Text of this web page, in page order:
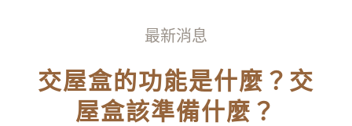
最新消息
交屋盒的功能是什麼？交
屋盒該準備什麼？